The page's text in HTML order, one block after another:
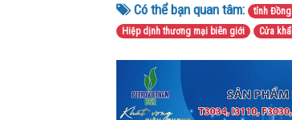
Có thể bạn quan tâm: tỉnh
Hiệp dịnh thương mại biên giới
Cửa